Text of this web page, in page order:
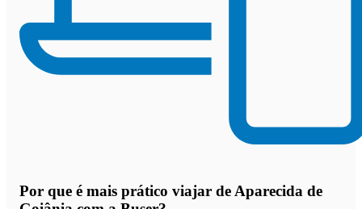
Por que é mais prático viajar de Aparecida de